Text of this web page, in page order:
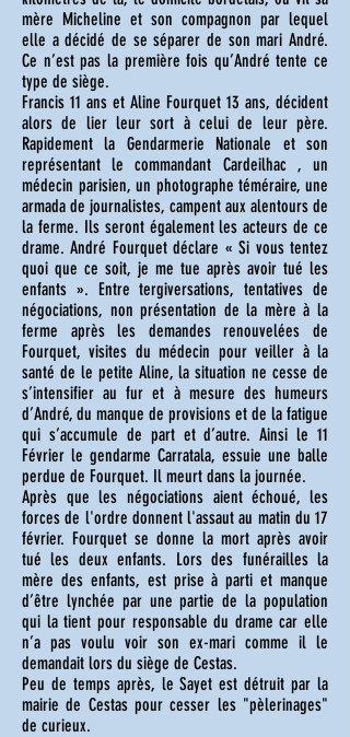
mère Micheline et son compagnon par lequel
elle a décidé de se séparer de son mari André.
Ce n’est pas la première fois qu’André tente ce
type de siège.
Francis 11 ans et Aline Fourquet 13 ans, décident
alors de lier leur sort à celui de leur père.
Rapidement la Gendarmerie Nationale et son
représentant le commandant Cardeilhac , un
médecin parisien, un photographe téméraire, une
armada de journalistes, campent aux alentours de
la ferme. Ils seront également les acteurs de ce
drame. André Fourquet déclare « Si vous tentez
quoi que ce soit, je me tue après avoir tué les
enfants ». Entre tergiversations, tentatives de
négociations, non présentation de la mère à la
ferme après les demandes renouvelées de
Fourquet, visites du médecin pour veiller à la
santé de le petite Aline, la situation ne cesse de
s’intensifier au fur et à mesure des humeurs
d’André, du manque de provisions et de la fatigue
qui s’accumule de part et d’autre. Ainsi le 11
Février le gendarme Carratala, essuie une balle
perdue de Fourquet. Il meurt dans la journée.
Après que les négociations aient échoué, les
forces de l'ordre donnent l'assaut au matin du 17
février. Fourquet se donne la mort après avoir
tué les deux enfants. Lors des funérailles la
mère des enfants, est prise à parti et manque
d’être lynchée par une partie de la population
qui la tient pour responsable du drame car elle
n’a pas voulu voir son ex-mari comme il le
demandait lors du siège de Cestas.
Peu de temps après, le Sayet est détruit par la
mairie de Cestas pour cesser les "pèlerinages"
de curieux.